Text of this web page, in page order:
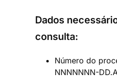
Dados
consulta:
Número do
NNNNNNN-